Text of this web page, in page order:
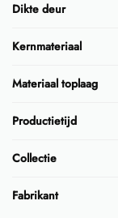
Dikte deur
Kernmateriaal
Materiaal toplaag
Productietijd
Collectie
Fabrikant